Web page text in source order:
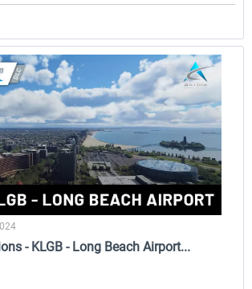
- KLGB - Long Beach Airport...